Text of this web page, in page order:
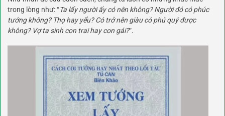
trong lòng như: “Ta lấy người ấy có nên không? Người đó có phúc
tướng không? Thọ hay yểu? Có trở nên giàu có phú quý được
không? Vợ ta sinh con trai hay con gái?“.